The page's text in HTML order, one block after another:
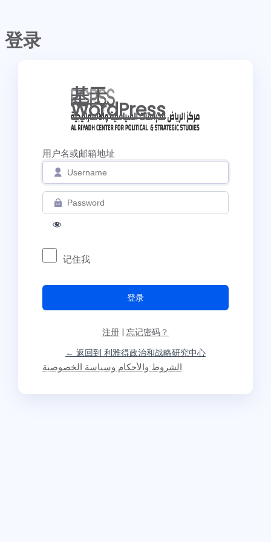
登录
基于
WordPress
用户名或邮箱地址
记住我
注册| 忘记密码？
← 返回到 利雅得政治和战略研究中心
الشروط والأحكام وسياسة الخصوصية